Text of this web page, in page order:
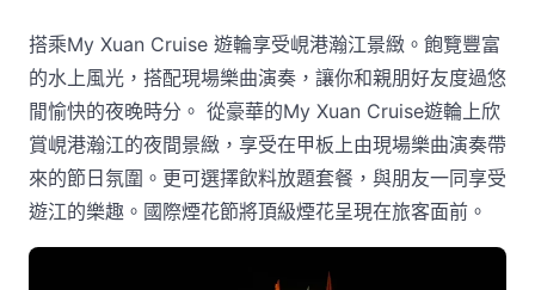
搭乘My Xuan Cruise 遊輪享受峴港瀚江景緻。飽覽豐富
的水上風光，搭配現場樂曲演奏，讓你和親朋好友度過悠
閒愉快的夜晚時分。 從豪華的My Xuan Cruise遊輪上欣
賞峴港瀚江的夜間景緻，享受在甲板上由現場樂曲演奏帶
來的節日氛圍。更可選擇飲料放題套餐，與朋友一同享受
遊江的樂趣。國際煙花節將頂級煙花呈現在旅客面前。